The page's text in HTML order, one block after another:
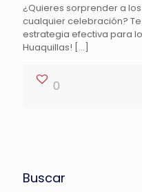
¿Quieres sorprender a
cualquier celebración?
estrategia efectiva para
Huaquillas! […]
0
Buscar